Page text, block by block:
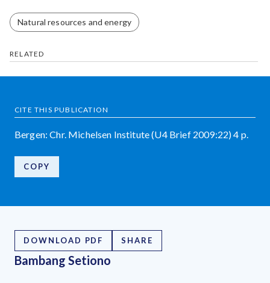
Natural resources and energy
RELATED
CITE THIS PUBLICATION
Bergen: Chr. Michelsen Institute (U4 Brief 2009:22) 4 p.
COPY
DOWNLOAD PDF SHARE
Bambang Setiono